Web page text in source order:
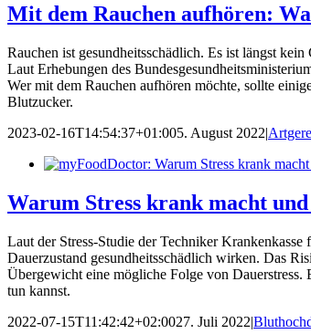
Mit dem Rauchen aufhören:
Rauchen ist gesundheitsschädlich. Es ist längst
Laut Erhebungen des
Wer mit dem Rauchen aufhören möchte, sollte
Blutzucker.
2023-02-16T14:54:37+01:005. August 2022|
Warum Stress krank macht
Laut der Stress-Studie der Techniker
Dauerzustand gesundheitsschädlich wirken. Das
Übergewicht eine mögliche Folge von
tun kannst.
2022-07-15T11:42:42+02:0027. Juli 2022|